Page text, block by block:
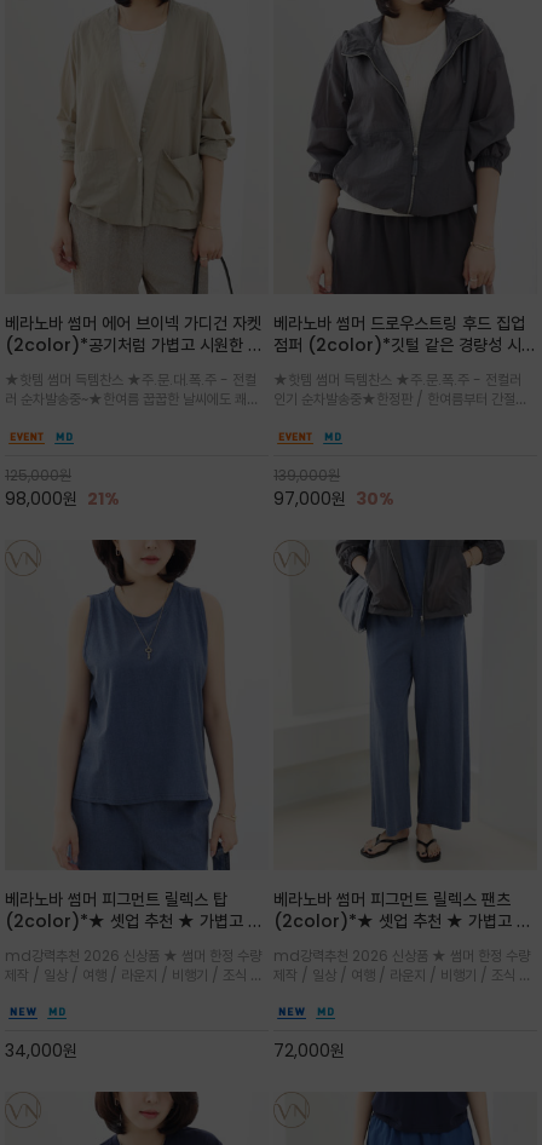
베라노바 썸머 에어 브이넥 가디건 자켓
(2color)*공기처럼 가볍고 시원한 나
브이넥 디자인이라 부담없이 쓱쓱~걸치
는 꾸안꾸!!가볍고 바스락한 나일론 블렌
드 소재감이 세련된 무드를 더해주는 가
★핫템 썸머 득템찬스 ★주.문.대.폭.주 - 전컬
러 순차발송중~★한여름 꿉꿉한 날씨에도 쾌적
일 자켓은 가벼운 무게감과 방수성 덕분에 여름
등과 밸런스를 맞춥니다
125,000원
98,000원 21%
베라노바 썸머 드로우스트링 후드 집업
점퍼 (2color)*깃털 같은 경량성 시원
(Volume Fit)가볍지만 입체적인 실
루엣을 유지하는 구조적 디자인
★핫템 썸머 득템찬스 ★주.문.폭.주 - 전컬러
인기 순차발송중★한정판 / 한여름부터 간절기
단 스토퍼 디테일로 핏 조절이 가능해 실용적/바
가볍게 비치는 세련된후드
139,000원
97,000원 30%
베라노바 썸머 피그먼트 릴렉스 탑
(2color)*★ 셋업 추천 ★ 가볍고 부
튼 소재로 완성
md강력추천 2026 신상품 ★ 썸머 한정 수량
제작 / 일상 / 여행 / 라운지 / 비행기 / 조식 /
그먼트로 제작되어 편하고 가볍게 후회없으실 아
34,000원
베라노바 썸머 피그먼트 릴렉스 팬츠
(2color)*★ 셋업 추천 ★ 가볍고 부
튼 소재로 완성
md강력추천 2026 신상품 ★ 썸머 한정 수량
제작 / 일상 / 여행 / 라운지 / 비행기 / 조식 /
그먼트로 제작되어 편하고 가볍게 후회없으실 아
72,000원